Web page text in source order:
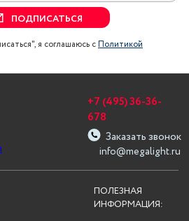
ПОДПИСАТЬСЯ
я соглашаюсь сПолитикой
info@megalight.ru
+7 (495) 36-36-
678
Заказать звонок
ПОЛЕЗНАЯ
ИНФОРМАЦИЯ: